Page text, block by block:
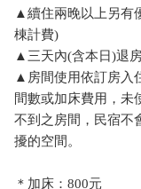
▲續住兩晚以上另有
棟計費)
▲三天內(含本日)退
▲房間使用依訂房入
間數或加床費用，未
不到之房間，民宿不
擾的空間。
＊加床：800元